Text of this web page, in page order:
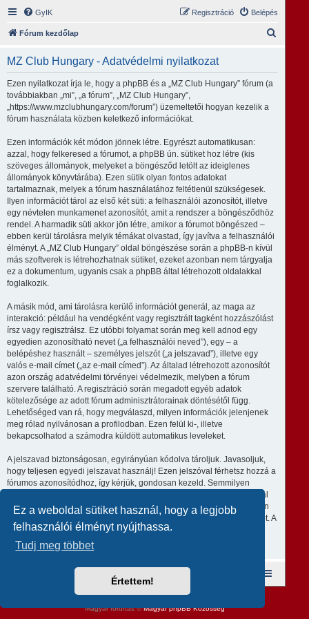
Ez a weboldal sütiket használ, hogy a legjobb
felhasználói élményt nyújthassa.
Tudj meg többet
Értettem!
GyIK Belépés
Regisztráció
Fórum kezdőlap
MZ Club Hungary - Adatvédelmi nyilatkozat
Ezen nyilatkozat írja le, hogy a phpBB és a „MZ Club Hungary” fórum (a
továbbiakban „mi”, „a fórum”, „MZ Club Hungary”,
„https://www.mzclubhungary.com/forum”) üzemeltetői hogyan kezelik a
fórum használata közben keletkező információkat.
Ezen információk két módon jönnek létre. Egyrészt automatikusan:
azzal, hogy felkeresed a fórumot, a phpBB ún. sütiket hoz létre (kis
szöveges állományok, melyeket a böngésződ letölt az ideiglenes
állományok könyvtárába). Ezen sütik olyan fontos adatokat
tartalmaznak, melyek a fórum használatához feltétlenül szükségesek.
Ilyen információt tárol az első két süti: a felhasználói azonosítót, illetve
egy névtelen munkamenet azonosítót, amit a rendszer a böngésződhöz
rendel. A harmadik süti akkor jön létre, amikor a fórumot böngészed –
ebben kerül tárolásra melyik témákat olvastad, így javítva a felhasználói
élményt. A „MZ Club Hungary” oldal böngészése során a phpBB-n kívül
más szoftverek is létrehozhatnak sütiket, ezeket azonban nem tárgyalja
ez a dokumentum, ugyanis csak a phpBB által létrehozott oldalakkal
foglalkozik.
A másik mód, ami tárolásra kerülő információt generál, az maga az
interakció: például ha vendégként vagy regisztrált tagként hozzászólást
írsz vagy regisztrálsz. Ez utóbbi folyamat során meg kell adnod egy
egyedien azonosítható nevet („a felhasználói neved”), egy – a
belépéshez használt – személyes jelszót („a jelszavad”), illetve egy
valós e-mail címet („az e-mail címed”). Az általad létrehozott azonosítót
azon ország adatvédelmi törvényei védelmezik, melyben a fórum
szervere található. A regisztráció során megadott egyéb adatok
kötelezősége az adott fórum adminisztrátorainak döntésétől függ.
Lehetőséged van rá, hogy megválaszd, milyen információk jelenjenek
meg rólad nyilvánosan a profilodban. Ezen felül ki-, illetve
bekapcsolhatod a számodra küldött automatikus leveleket.
A jelszavad biztonságosan, egyirányúan kódolva tároljuk. Javasoljuk,
hogy teljesen egyedi jelszavat használj! Ezen jelszóval férhetsz hozzá a
fórumos azonosítódhoz, így kérjük, gondosan kezeld. Semmilyen
körülmények közt ne add ki harmadik személynek, még ha az az oldal
üzemeltetője is, vagy ha a phpBB-vel kapcsolatban kérik! Amennyiben
elfelejted a jelszavad, használd az „Elfelejtettem a jelszavam” funkciót. A
rendszer kérni fogja a felhasználóneved és az e-mail címed, majd
generálni fog egy új jelszót, így újra használhatod az azonosítód.
Semi_Deus
Magyar fordítás ©Magyar phpBB Közösség